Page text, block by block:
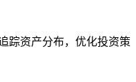
踪资产分布，优化投资策